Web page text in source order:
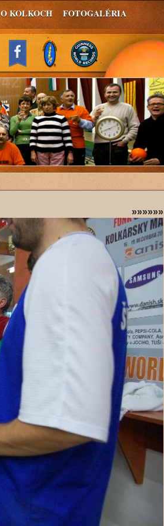
O KOLKOCH FOTOGALÉRIA
»»»»»»